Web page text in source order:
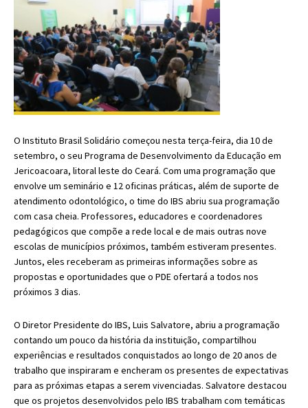
O Instituto Brasil Solidário começou nesta terça-feira, dia 10 de
setembro, o seu Programa de Desenvolvimento da Educação em
Jericoacoara, litoral leste do Ceará. Com uma programação que
envolve um seminário e 12 oficinas práticas, além de suporte de
atendimento odontológico, o time do IBS abriu sua programação
com casa cheia. Professores, educadores e coordenadores
pedagógicos que compõe a rede local e de mais outras nove
escolas de municípios próximos, também estiveram presentes.
Juntos, eles receberam as primeiras informações sobre as
propostas e oportunidades que o PDE ofertará a todos nos
próximos 3 dias.
O Diretor Presidente do IBS, Luis Salvatore, abriu a programação
contando um pouco da história da instituição, compartilhou
experiências e resultados conquistados ao longo de 20 anos de
trabalho que inspiraram e encheram os presentes de expectativas
para as próximas etapas a serem vivenciadas. Salvatore destacou
que os projetos desenvolvidos pelo IBS trabalham com temáticas